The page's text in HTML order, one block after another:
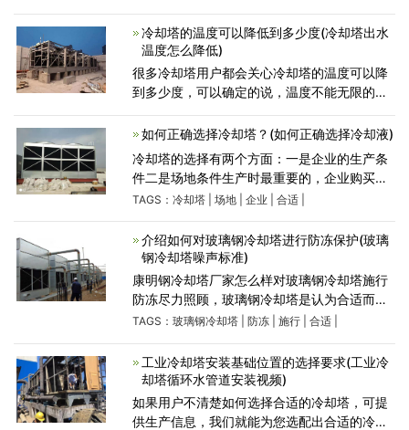
烧坏电机，需降压发动。待工作正常后，需求
查看电机的电流、电压
冷却塔的温度可以降低到多少度(冷却塔出水
温度怎么降低)
很多冷却塔用户都会关心冷却塔的温度可以降
到多少度，可以确定的说，温度不能无限的往
常情况来说明。那么什么是冷却塔的失球温度
呢？ 湿球温度就是
如何正确选择冷却塔？(如何正确选择冷却液)
冷却塔的选择有两个方面：一是企业的生产条
件二是场地条件生产时最重要的，企业购买冷
却塔也是为生产服务。如果用户不清楚如何选
为您选配出合适的冷
TAGS： 冷却塔| 场地| 企业 合适|
介绍如何对玻璃钢冷却塔进行防冻保护(玻璃
钢冷却塔噪声标准)
康明钢冷却塔厂家怎么样对玻璃钢冷却塔施行
防冻尽力照顾，玻璃钢冷却塔是认为合适而使
用水循环来和空气、喷淋水施行热交换，整个
对一直水质恶化和
TAGS： 玻璃钢冷却塔| 防冻| 施行| 合适|
工业冷却塔安装基础位置的选择要求(工业冷
却塔循环水管道安装视频)
如果用户不清楚如何选择合适的冷却塔，可提
供生产信息，我们就能为您选配出合适的冷却